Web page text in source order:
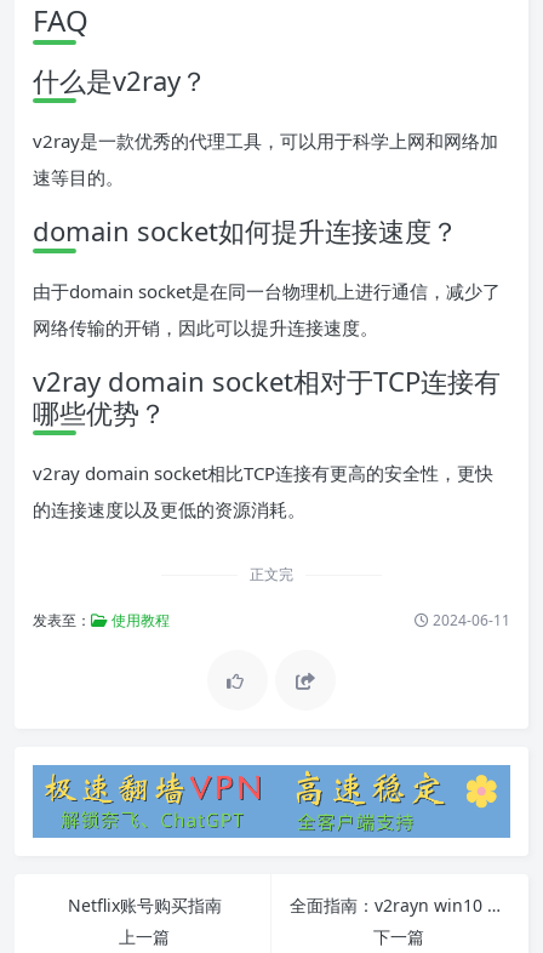
FAQ
什么是v2ray？
v2ray是一款优秀的代理工具，可以用于科学上网和网络加
速等目的。
domain socket如何提升连接速度？
由于domain socket是在同一台物理机上进行通信，减少了
网络传输的开销，因此可以提升连接速度。
v2ray domain socket相对于TCP连接有
哪些优势？
v2ray domain socket相比TCP连接有更高的安全性，更快
的连接速度以及更低的资源消耗。
正文完
发表至： 使用教程 2024-06-11
Netflix账号购买指南
上一篇
全面指南：v2rayn win10 安装、配置及常见问题解决
下一篇